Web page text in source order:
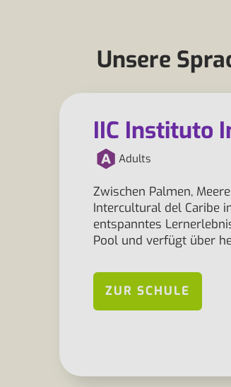
Unsere
IIC Instituto
Adults
Zwischen Palmen,
Intercultural del Caribe
entspanntes
Pool und verfügt über
ZUR SCHULE